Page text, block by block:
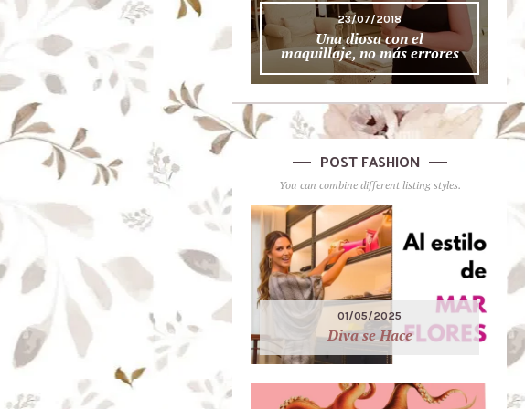
23/07/2018
Una diosa con el
maquillaje, no más errores
POST FASHION
You can combine different listing styles.
01/05/2025
Diva se Hace